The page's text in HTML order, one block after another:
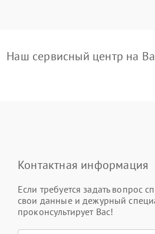
Наш сервисный центр на
Контактная информация
Если требуется задать вопрос
свои данные и дежурный
проконсультирует Вас!